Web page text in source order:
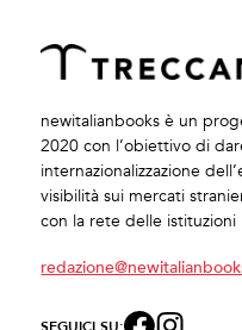
newitalianbooks è un
2020 con l’obiettivo di
internazionalizzazione
visibilità sui mercati
con la rete delle istituzioni